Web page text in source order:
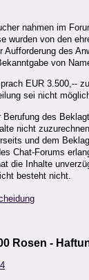
nahmen im
wurden von den
Aufforderung des
von
EUR 3.500,--
sei nicht
Berufung des
nicht
und dem
Chat-Forums
die Inhalte
besteht nicht.
Rosen -